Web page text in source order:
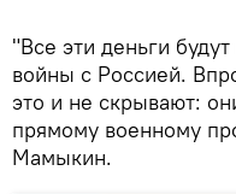
"Все эти деньги
войны с Россией.
это и не скрывают:
прямому военному
Мамыкин.